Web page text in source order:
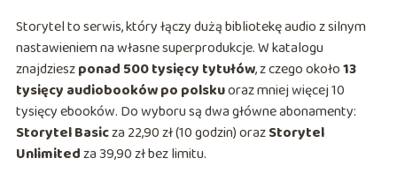
Storytel to serwis, który łączy dużą bibliotekę audio z silnym
nastawieniem na własne superprodukcje. W katalogu
znajdzieszponad 500 tysięcy tytułów, z czego około13
tysięcy audiobooków po polskuoraz mniej więcej 10
tysięcy ebooków. Do wyboru są dwa główne abonamenty:
Storytel Basicza 22,90 zł (10 godzin) orazStorytel
Unlimitedza 39,90 zł bez limitu.